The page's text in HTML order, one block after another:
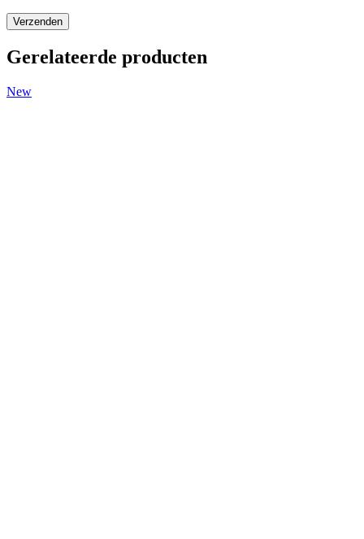
Gerelateerde producten
New